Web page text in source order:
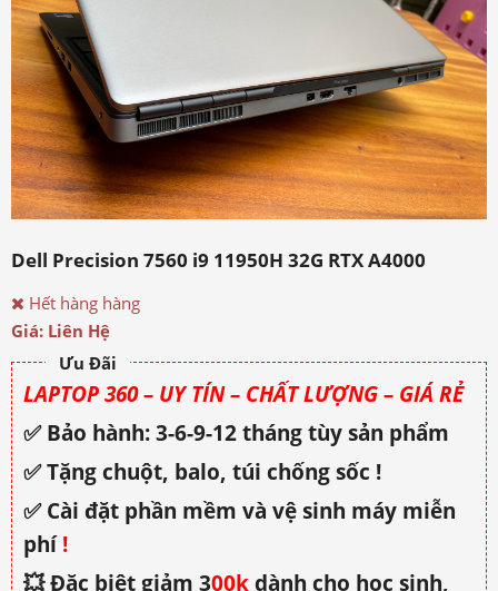
Dell Precision 7560 i9 11950H 32G RTX A4000
Hết hàng hàng
Giá: Liên Hệ
Ưu Đãi
LAPTOP 360 – UY TÍN – CHẤT LƯỢNG – GIÁ RẺ
✅ Bảo hành: 3-6-9-12 tháng tùy sản phẩm
✅ Tặng chuột, balo, túi chống sốc !
✅ Cài đặt phần mềm và vệ sinh máy miễn
phí!
💥 Đặc biệt giảm 300kdành cho học sinh,